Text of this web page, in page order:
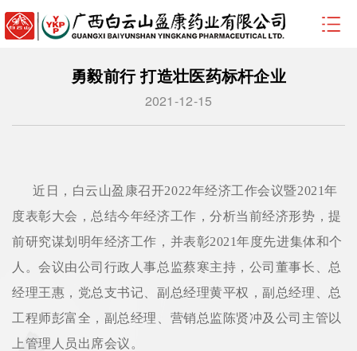
勇毅前行 打造壮医药标杆企业
2021-12-15
近日，白云山盈康召开2022年经济工作会议暨2021年
度表彰大会，总结今年经济工作，分析当前经济形势，提
前研究谋划明年经济工作，并表彰2021年度先进集体和个
人。会议由公司行政人事总监蔡寒主持，公司董事长、总
经理王惠，党总支书记、副总经理黄平权，副总经理、总
工程师彭富全，副总经理、营销总监陈贤冲及公司主管以
上管理人员出席会议。